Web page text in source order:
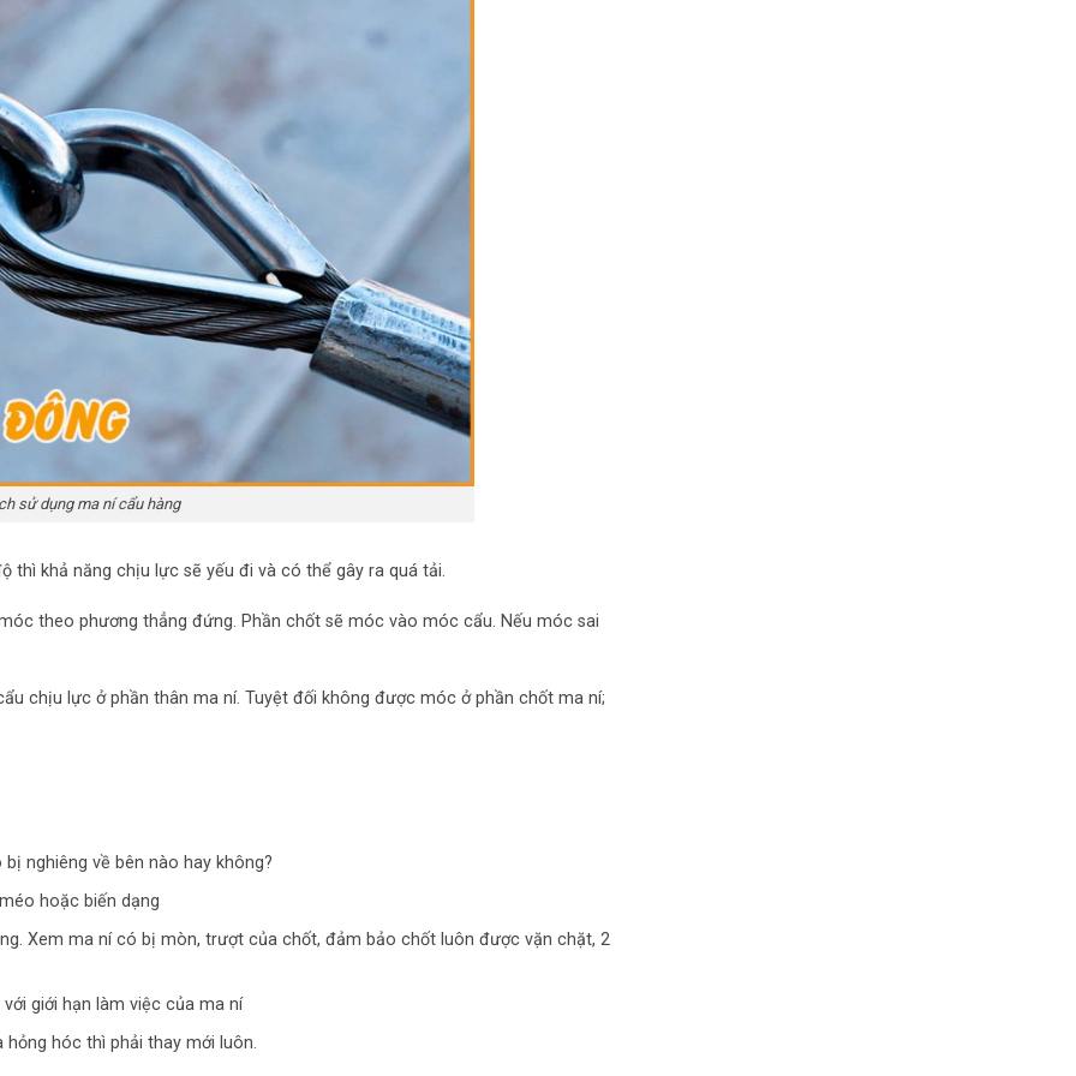
sử dụng ma ní cẩu hàng
thì khả năng chịu lực sẽ yếu đi và có thể gây ra quá tải.
theo phương thẳng đứng. Phần chốt sẽ móc vào móc cẩu. Nếu móc sai
chịu lực ở phần thân ma ní. Tuyệt đối không được móc ở phần chốt ma ní;
nghiêng về bên nào hay không?
hoặc biến dạng
Xem ma ní có bị mòn, trượt của chốt, đảm bảo chốt luôn được vặn chặt, 2
giới hạn làm việc của ma ní
hóc thì phải thay mới luôn.